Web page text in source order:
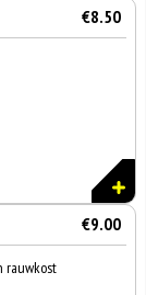
€8.50
€9.00
rauwkost